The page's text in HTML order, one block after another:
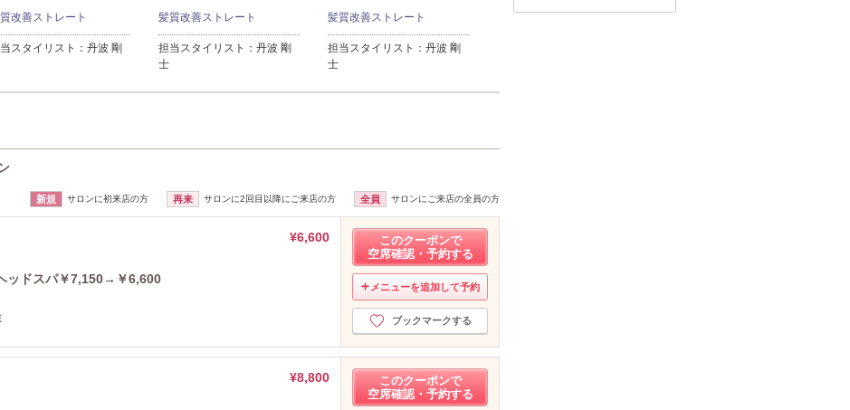
改善ストレート
スタイリスト：丹波 剛
髪質改善ストレート
担当スタイリスト：丹波 剛
士
髪質改善ストレート
担当スタイリスト：丹波 剛
士
新規 サロンに初来店の方 再来 サロンに2回目以降にご来店の方 全員 サロンにご来店の全員の方
¥6,600
ッドスパ￥7,150→￥6,600
このクーポンで
空席確認・予約する
メニューを追加して予約
ブックマークする
¥8,800
このクーポンで
空席確認・予約する